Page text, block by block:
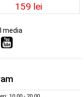
159 lei
media